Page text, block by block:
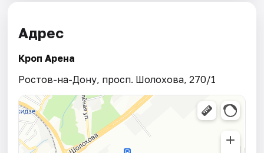
Адрес
Кроп Арена
Ростов-на-Дону, просп. Шолохова, 270/1